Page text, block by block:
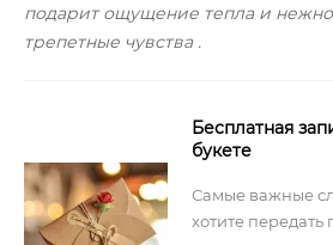
подарит ощущение тепла и
трепетные чувства .
Бесплатная
букете
Самые важные
хотите передать